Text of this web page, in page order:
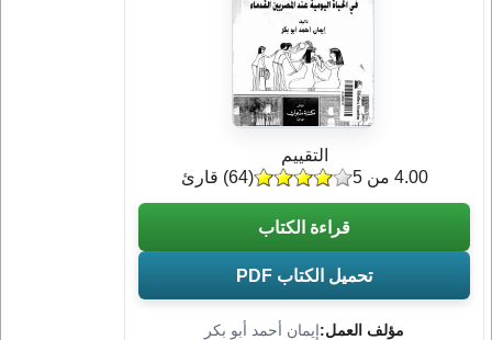
مؤلف العمل:إيمان أحمد أبو بكر
التقييم
(
64) قارئ 4.00 من 5
قراءة الكتاب
تحميل الكتاب PDF